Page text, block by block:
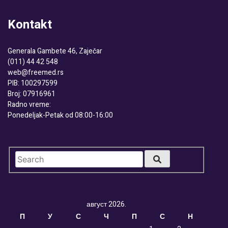
Kontakt
Generala Gambete 46, Zaječar
(011) 44 42 548
web@freemed.rs
PIB: 100297599
Broj: 07916961
Radno vreme:
Ponedeljak-Petak od 08:00-16:00
август 2026.
П
У С Ч П С
Н